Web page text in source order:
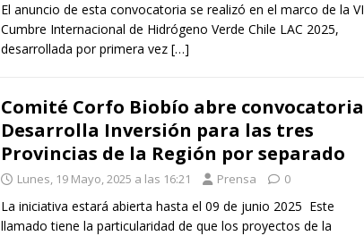
El anuncio de esta convocatoria se realizó en el marco de la VI
Cumbre Internacional de Hidrógeno Verde Chile LAC 2025,
desarrollada por primera vez […]
Comité Corfo Biobío abre convocatoria
Desarrolla Inversión para las tres
Provincias de la Región por separado
Lunes, 19 Mayo, 2025 a las 16:21 Prensa 0
La iniciativa estará abierta hasta el 09 de junio 2025 Este
llamado tiene la particularidad de que los proyectos de la